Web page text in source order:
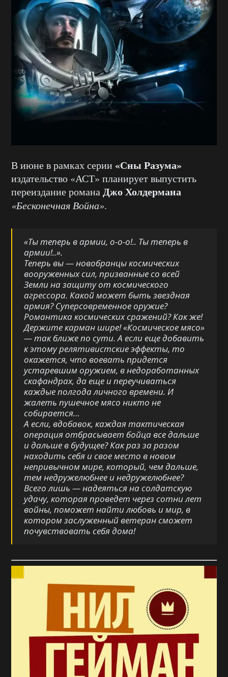
В июне в рамках серии «Сны Разума»
издательство «АСТ» планирует выпустить
переиздание романаДжо Холдермана
«Бесконечная Война».
«Ты теперь в армии, о-о-о!.. Ты теперь в
армии!..».
Теперь вы — новобранцы космических
вооруженных сил, призванные со всей
Земли на защиту от космического
агрессора. Какой может быть звездная
армия? Суперсовременное оружие?
Романтика космических сражений? Как же!
Держите карман шире! «Космическое мясо»
— так ближе по сути. А если еще добавить
к этому релятивистские эффекты, то
окажется, что воевать придется
устаревшим оружием, в недоработанных
скафандрах, да еще и переучиваться
каждые полгода личного времени. И
жалеть пушечное мясо никто не
собирается…
А если, вдобавок, каждая тактическая
операция отбрасывает бойца все дальше
и дальше в будущее? Как раз за разом
находить себя и свое место в новом
непривычном мире, который, чем дальше,
тем недружелюбнее и недружелюбнее?
Всего лишь — надеяться на солдатскую
удачу, которая проведет через сотни лет
войны, поможет найти любовь и мир, в
котором заслуженный ветеран сможет
почувствовать себя дома!